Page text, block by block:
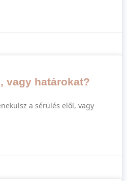
vagy határokat?
a sérülés elől, vagy